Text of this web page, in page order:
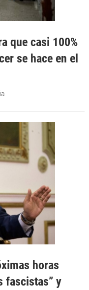
que casi 100%
se hace en el
horas
fascistas” y